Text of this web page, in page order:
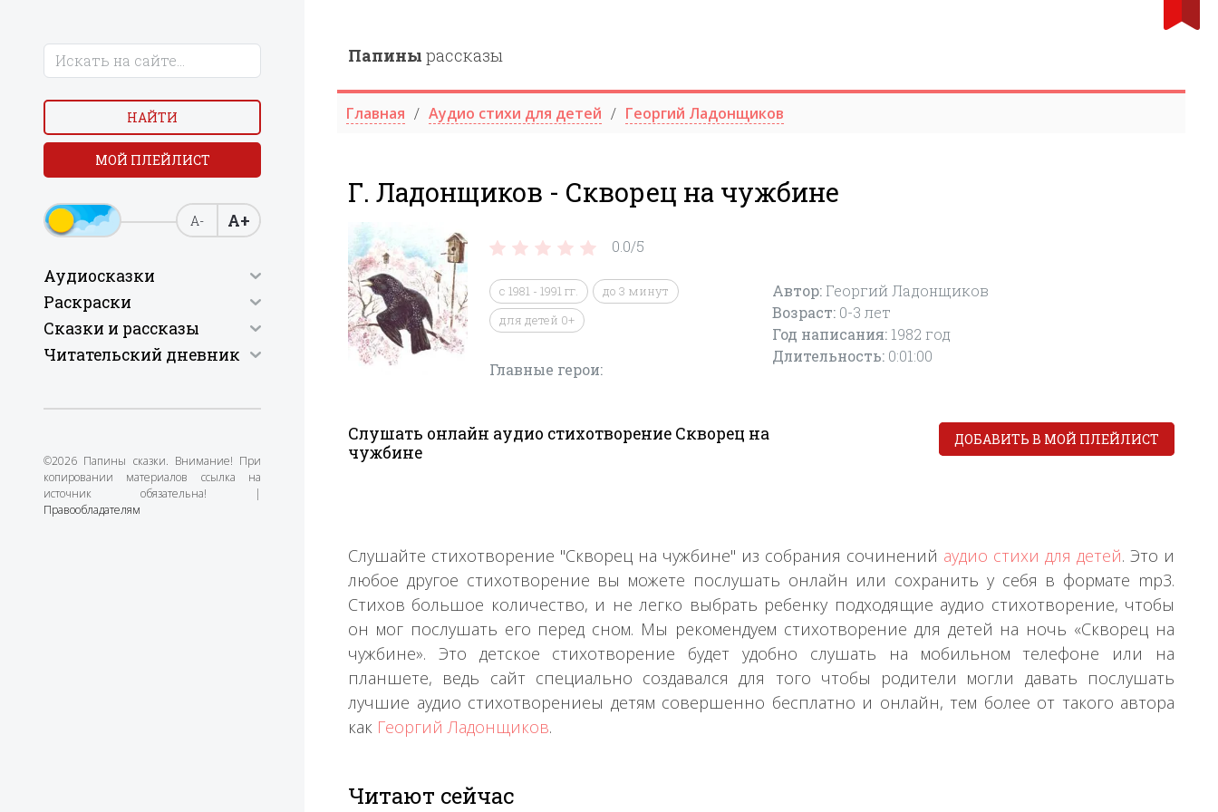
НАЙТИ
МОЙ ПЛЕЙЛИСТ
А- А+
Аудиосказки
Раскраски
Сказки и рассказы
Читательский дневник
©2026 Папины сказки. Внимание! При
копировании материалов ссылка на
источник обязательна! |
Правообладателям
Папины рассказы
Главная Аудио стихи для детей Георгий Ладонщиков
Г. Ладонщиков - Скворец на чужбине
0.0/5
с 1981 - 1991 гг.
до 3 минут
для детей 0+
Главные герои:
Автор: Георгий Ладонщиков
Возраст: 0-3 лет
Год написания: 1982 год
Длительность: 0:01:00
Слушать онлайн аудио стихотворение Скворец на
чужбине
ДОБАВИТЬ В МОЙ ПЛЕЙЛИСТ
Слушайте стихотворение "Скворец на чужбине" из собрания сочинений аудио стихи для детей. Это и
любое другое стихотворение вы можете послушать онлайн или сохранить у себя в формате mp3.
Стихов большое количество, и не легко выбрать ребенку подходящие аудио стихотворение, чтобы
он мог послушать его перед сном. Мы рекомендуем стихотворение для детей на ночь «Скворец на
чужбине». Это детское стихотворение будет удобно слушать на мобильном телефоне или на
планшете, ведь сайт специально создавался для того чтобы родители могли давать послушать
лучшие аудио стихотворениеы детям совершенно бесплатно и онлайн, тем более от такого автора
как Георгий Ладонщиков.
Читают сейчас